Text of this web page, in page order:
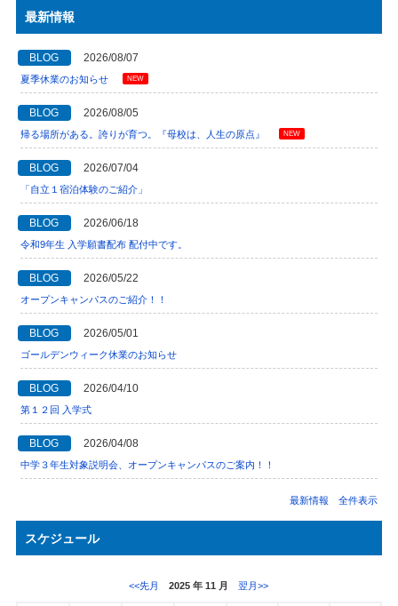
最新情報
BLOG 2026/08/07
夏季休業のお知らせ NEW
BLOG 2026/08/05
帰る場所がある。誇りが育つ。『母校は、人生の原点』 NEW
BLOG 2026/07/04
「自立１宿泊体験のご紹介」
BLOG 2026/06/18
令和9年生 入学願書配布 配付中です。
BLOG 2026/05/22
オープンキャンパスのご紹介！！
BLOG 2026/05/01
ゴールデンウィーク休業のお知らせ
BLOG 2026/04/10
第１２回 入学式
BLOG 2026/04/08
中学３年生対象説明会、オープンキャンパスのご案内！！
最新情報 全件表示
スケジュール
<<先月 2025 年 11 月 翌月>>